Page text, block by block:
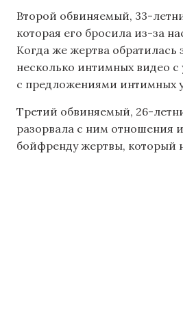
Второй обвиняемый, 33-
которая его бросила из-за
Когда же жертва
несколько интимных видео
с предложениями интимных
Третий обвиняемый, 26-
разорвала с ним отношения
бойфренду жертвы, который